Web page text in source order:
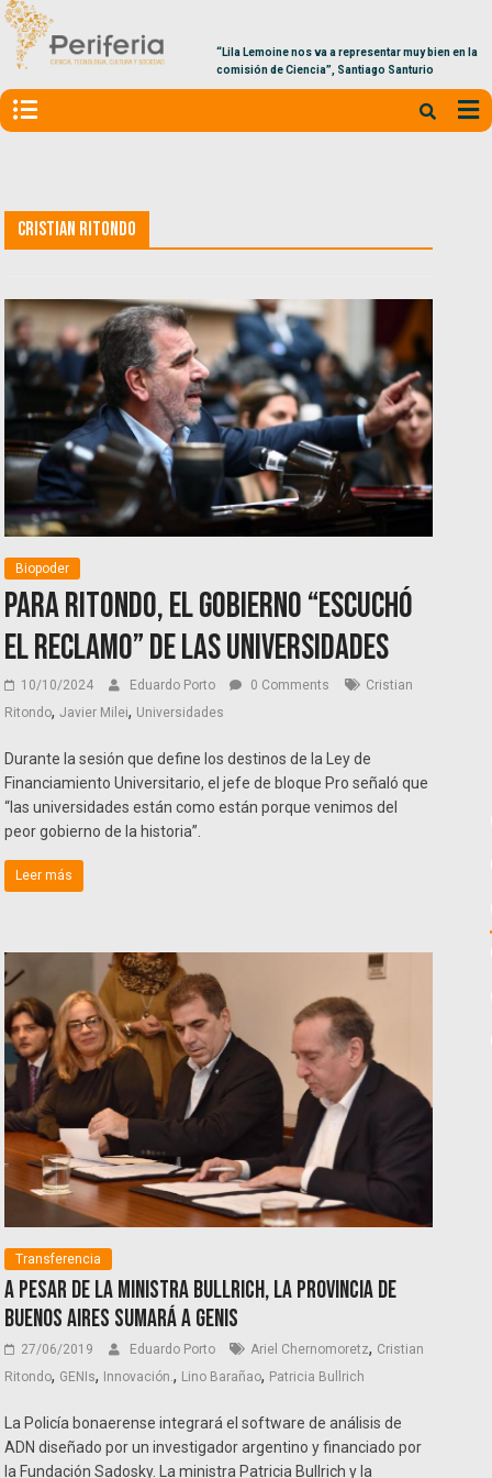
“Lila Lemoine nos va a representar muy bien en la
comisión de Ciencia”, Santiago Santurio
Cristian Ritondo
Biopoder
Para Ritondo, el Gobierno “escuchó
el reclamo” de las universidades
10/10/2024 Eduardo Porto 0 Comments
Cristian
Ritondo,Javier Milei, Universidades
Durante la sesión que define los destinos de la Ley de
Financiamiento Universitario, el jefe de bloque Pro señaló que
“las universidades están como están porque venimos del
peor gobierno de la historia”.
Leer más
Transferencia
A pesar de la ministra Bullrich, la Provincia de
Buenos Aires sumará a GENis
27/06/2019 Eduardo Porto Ariel Chernomoretz, Cristian
Ritondo, GENIs, Innovación., Lino Barañao, Patricia Bullrich
La Policía bonaerense integrará el software de análisis de
ADN diseñado por un investigador argentino y financiado por
la Fundación Sadosky. La ministra Patricia Bullrich y la